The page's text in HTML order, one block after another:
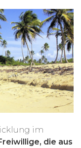
im
die aus